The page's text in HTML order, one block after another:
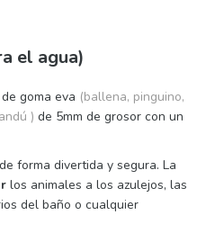
el agua)
goma eva (ballena, pinguino,
) de 5mm de grosor con un
forma divertida y segura. La
los animales a los azulejos, las
del baño o cualquier